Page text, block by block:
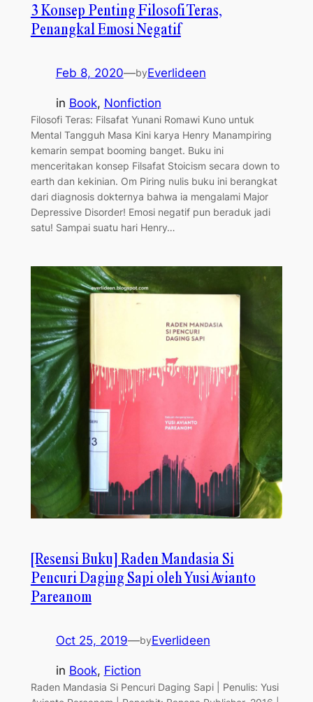
3 Konsep Penting Filosofi Teras,
Penangkal Emosi Negatif
Feb 8, 2020—byEverlideen
in Book, Nonfiction
Filosofi Teras: Filsafat Yunani Romawi Kuno untuk
Mental Tangguh Masa Kini karya Henry Manampiring
kemarin sempat booming banget. Buku ini
menceritakan konsep Filsafat Stoicism secara down to
earth dan kekinian. Om Piring nulis buku ini berangkat
dari diagnosis dokternya bahwa ia mengalami Major
Depressive Disorder! Emosi negatif pun beraduk jadi
satu! Sampai suatu hari Henry…
[Resensi Buku] Raden Mandasia Si
Pencuri Daging Sapi oleh Yusi Avianto
Pareanom
Oct 25, 2019—byEverlideen
in Book, Fiction
Raden Mandasia Si Pencuri Daging Sapi | Penulis: Yusi